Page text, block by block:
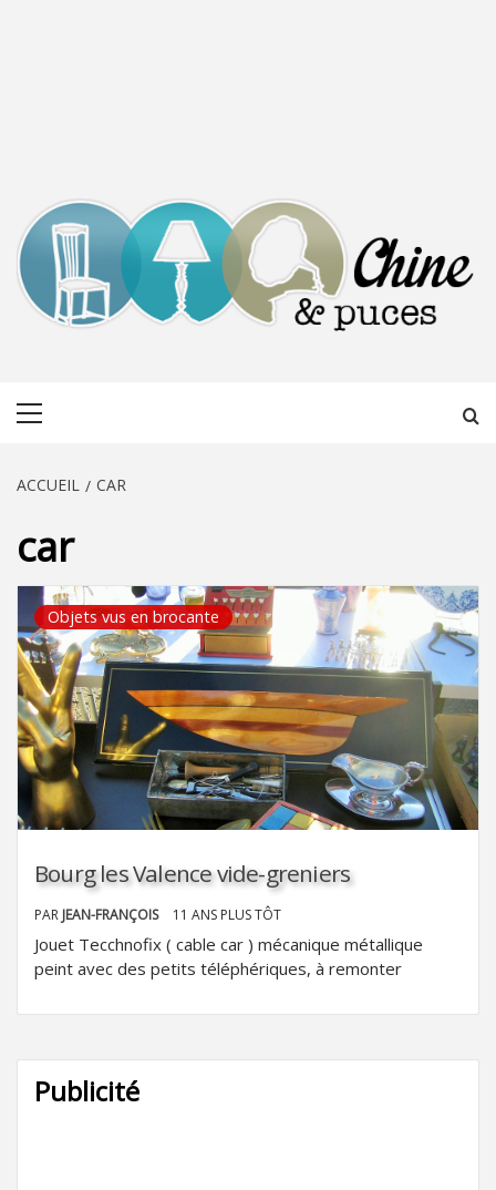
ACCUEIL CAR
car
Objets vus en brocante
Bourg les Valence vide-greniers
PAR JEAN-FRANÇOIS 11 ANS PLUS TÔT
Jouet Tecchnofix ( cable car ) mécanique métallique
peint avec des petits téléphériques, à remonter
Publicité